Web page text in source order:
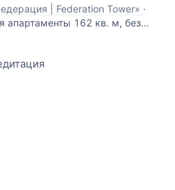
| Federation Tower» ·
апартаменты 162 кв. м, без
виды на город. Высокие